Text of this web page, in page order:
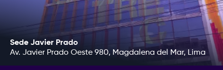
Sede Javier Prado
Av. Javier Prado Oeste 980, Magdalena del Mar, Lima